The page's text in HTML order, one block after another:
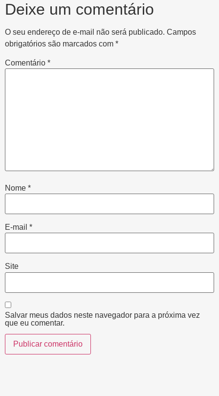
Deixe um comentário
O seu endereço de e-mail não será publicado. Campos
obrigatórios são marcados com *
Comentário *
Nome *
E-mail *
Site
Salvar meus dados neste navegador para a próxima vez
que eu comentar.